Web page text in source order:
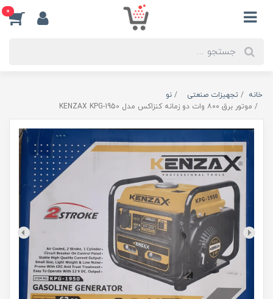
0
خانه تجهیزات صنعتی
نو
موتور برق ۸۰۰ وات دو زمانه کنزاکس مدل KENZAX KPG-1950